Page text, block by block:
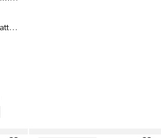
Hyaluronic Anti-A.G.E. Mattifying Fluid